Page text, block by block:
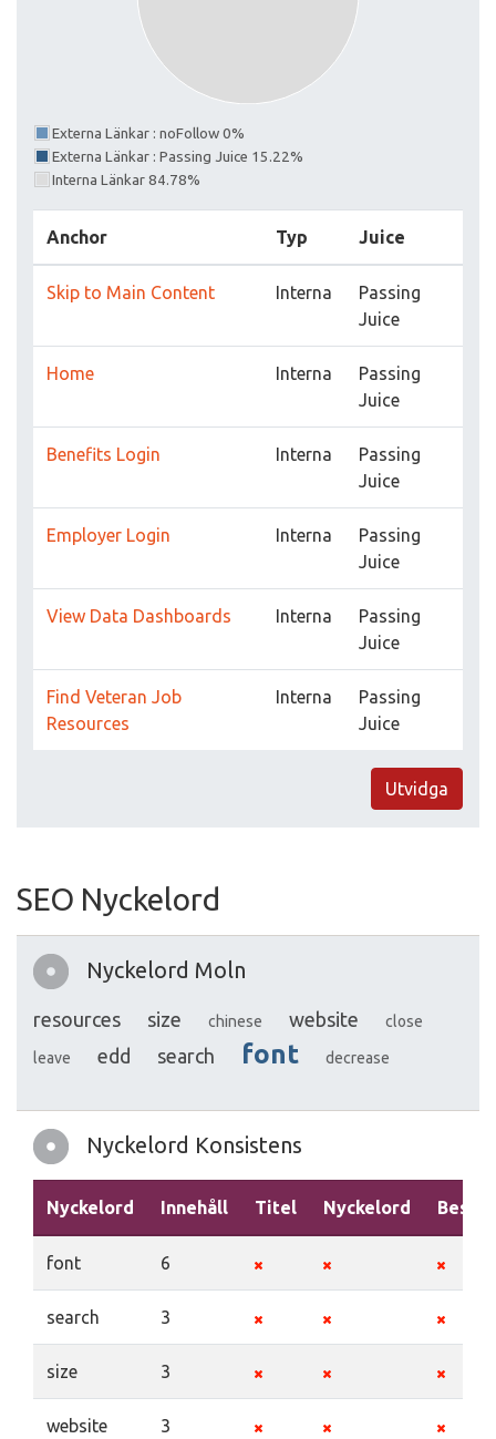
Externa Länkar : noFollow 0%
Externa Länkar : Passing Juice 15.22%
Interna Länkar 84.78%
Anchor Typ Juice
Skip to Main Content Interna
Passing
Juice
Home Interna
Passing
Juice
Benefits Login Interna
Passing
Juice
Employer Login Interna
Passing
Juice
View Data Dashboards Interna
Passing
Juice
Find Veteran Job
Resources
Interna
Passing
Juice
Utvidga
SEO Nyckelord
Nyckelord Moln
resources size chinese website close
leave edd search font decrease
Nyckelord Konsistens
Nyckelord Innehåll Titel Nyckelord
font 6
search 3
size 3
website 3